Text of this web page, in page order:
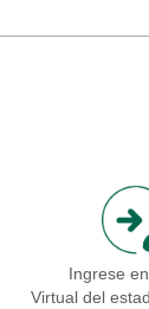
Ingrese
Virtual del